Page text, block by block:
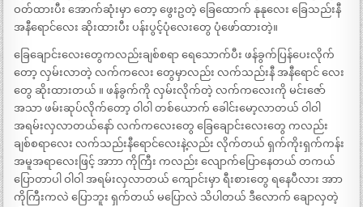
ဝတ်ထားပီး အောက်ဆုံးမှာ တော့ ဖွေးဥတဲ့ ခြေထောက် နုနုလေး ခြေသည်းနီ
အနီရောင်လေး ဆိုးထားပီး ပန်းပွင့်ပုံလေးတွေ ပုံဖော်ထားတဲ့။
ခြေချောင်းလေးတွေကလည်းချစ်စရာ ရေသောက်ပီး ဖန်ခွက်ပြန်ပေးလိုက်
တော့ လှမ်းလာတဲ့ လက်ကလေး တွေမှာလည်း လက်သည်းနီ အနီရောင် လေး
တွေ ဆိုးထားတယ် ။ ဖန်ခွက်ကို လှမ်းလိုက်တဲ့ လက်ကလေးကို မင်းဇော်
အသာ ဖမ်းဆုပ်လိုက်တော့ ဝါဝါ တစ်ယောက် ခေါင်းမော့လာတယ် ဝါဝါ
အရမ်းလှလာတယ်နော် လက်ကလေးတွေ ခြေချောင်းလေးတွေ ကလည်း
ချစ်စရာလေး လက်သည်းနီရောင်လေးနဲ့လည်း လိုက်တယ် ရှက်ကိုးရှက်ကန်း
အမူအရာလေးဖြင့် အာာာ ကိုကြီး ကလည်း လျောက်ပြောနေတယ် တကယ်
ပြောတာပါ ဝါဝါ အရမ်းလှလာတယ် ကျောင်းမှာ ရီးစားတွေ ရနေပီလား အာာ
ကိုကြီးကလဲ ပြောဘူး ရှက်တယ် မပြောလဲ သိပါတယ် ဒီလောက် ချောလှတဲ့